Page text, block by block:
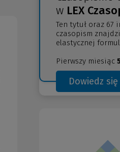
w LEX
Ten tytuł oraz 67
czasopism
elastycznej
Pierwszy miesiąc
Dowiedz